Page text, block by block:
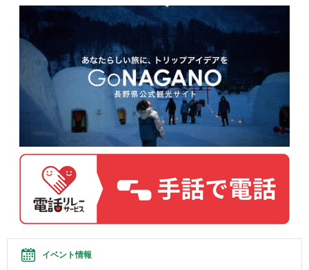
イベント情報